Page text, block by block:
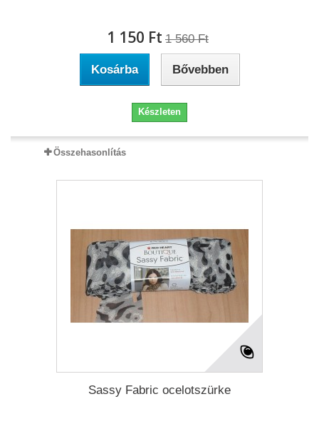
1 150 Ft‎ 1 560 Ft‎
Kosárba Bővebben
Készleten
Összehasonlítás
Sassy Fabric ocelotszürke